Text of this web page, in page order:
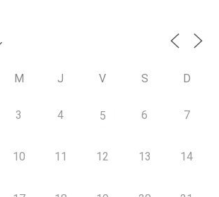
M J V S D
3 4 5 6 7
10 11 12 13 14